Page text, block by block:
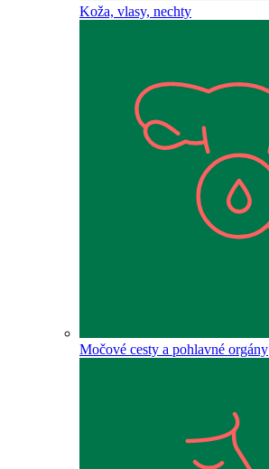
Koža, vlasy, nechty
Močové cesty a pohlavné orgány